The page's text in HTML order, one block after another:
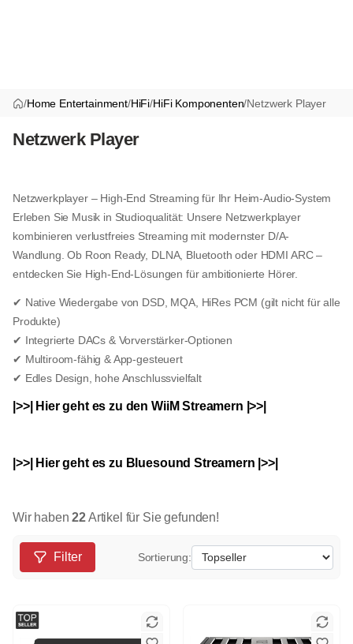
/Home Entertainment/HiFi/HiFi Komponenten/Netzwerk Player
Netzwerk Player
Netzwerkplayer – High-End Streaming für Ihr Heim-Audio-System
Erleben Sie Musik in Studioqualität: Unsere Netzwerkplayer
kombinieren verlustfreies Streaming mit modernster D/A-
Wandlung. Ob Roon Ready, DLNA, Bluetooth oder HDMI ARC –
entdecken Sie High-End-Lösungen für ambitionierte Hörer.
✔ Native Wiedergabe von DSD, MQA, HiRes PCM (gilt nicht für alle
Produkte)
✔ Integrierte DACs & Vorverstärker-Optionen
✔ Multiroom-fähig & App-gesteuert
✔ Edles Design, hohe Anschlussvielfalt
|>>| Hier geht es zu den WiiM Streamern |>>|
|>>| Hier geht es zu Bluesound Streamern |>>|
Wir haben22Artikel für Sie gefunden!
Filter Sortierung: